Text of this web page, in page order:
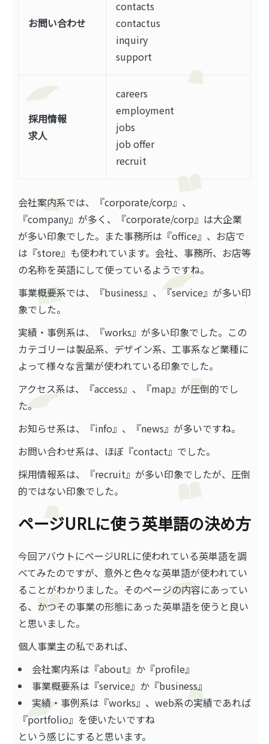
お問い合わせ
contacts
contactus
inquiry
support
採用情報
求人
careers
employment
jobs
job offer
recruit
会社案内系では、『corporate/corp』、
『company』が多く、『corporate/corp』は大企業
が多い印象でした。また事務所は『office』、お店で
は『store』も使われています。会社、事務所、お店等
の名称を英語にして使っているようですね。
事業概要系では、『business』、『service』が多い印
象でした。
実績・事例系は、『works』が多い印象でした。この
カテゴリーは製品系、デザイン系、工事系など業種に
よって様々な言葉が使われている印象でした。
アクセス系は、『access』、『map』が圧倒的でし
た。
お知らせ系は、『info』、『news』が多いですね。
お問い合わせ系は、ほぼ『contact』でした。
採用情報系は、『recruit』が多い印象でしたが、圧倒
的ではない印象でした。
ページURLに使う英単語の決め方
今回アバウトにページURLに使われている英単語を調
べてみたのですが、意外と色々な英単語が使われてい
ることがわかりました。そのページの内容にあってい
る、かつその事業の形態にあった英単語を使うと良い
と思いました。
個人事業主の私であれば、
会社案内系は『about』か『profile』
事業概要系は『service』か『business』
実績・事例系は『works』、web系の実績であれば
『portfolio』を使いたいですね
という感じにすると思います。